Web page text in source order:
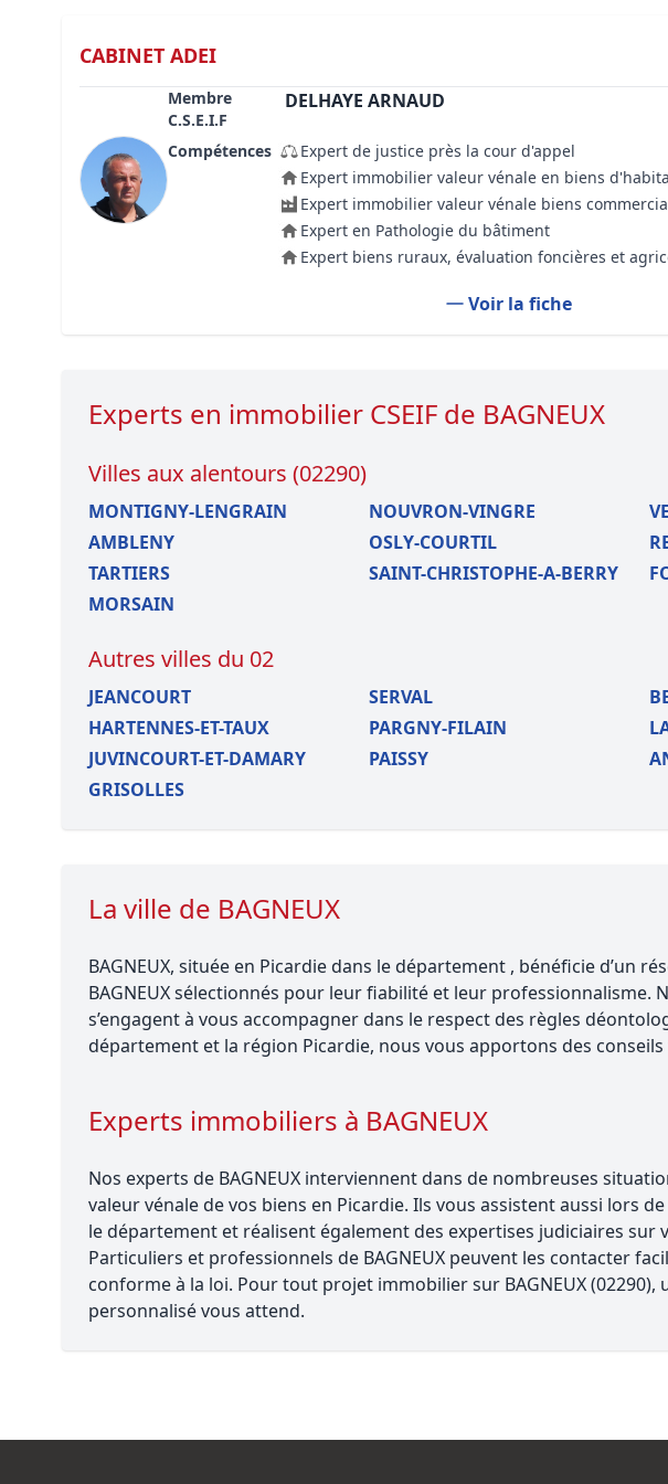
CABINET ADEI
Membre
C.S.E.I.F
DELHAYE ARNAUD
Compétences
Expert de justice près la cour d'appel
Expert immobilier valeur vénale en biens
Expert immobilier valeur vénale biens
Expert en Pathologie du bâtiment
Expert biens ruraux, évaluation foncières et
Voir la fiche
Experts en immobilier CSEIF de BAGNEUX
Villes aux alentours (02290)
MONTIGNY-LENGRAIN NOUVRON-VINGRE
AMBLENY
OSLY-COURTIL
TARTIERS
SAINT-CHRISTOPHE-A-BERRY
MORSAIN
Autres villes du 02
JEANCOURT SERVAL
HARTENNES-ET-TAUX
PARGNY-FILAIN
JUVINCOURT-ET-DAMARY
PAISSY
GRISOLLES
La ville de BAGNEUX
BAGNEUX, située en Picardie dans le département , bénéficie d’un
BAGNEUX sélectionnés pour leur fiabilité et leur professionnalisme.
s’engagent à vous accompagner dans le respect des règles
département et la région Picardie, nous vous apportons des conseils
Experts immobiliers à BAGNEUX
Nos experts de BAGNEUX interviennent dans de nombreuses
valeur vénale de vos biens en Picardie. Ils vous assistent aussi lors
le département et réalisent également des expertises judiciaires sur
Particuliers et professionnels de BAGNEUX peuvent les contacter
conforme à la loi. Pour tout projet immobilier sur BAGNEUX (02290),
personnalisé vous attend.